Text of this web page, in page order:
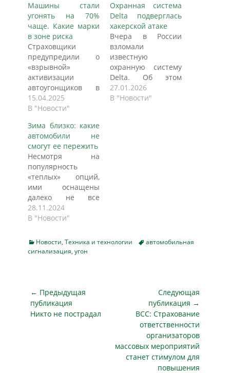
Машины стали
угонять на 70%
чаще. Какие марки
в зоне риска
Страховщики
предупредили о
«взрывной»
активизации
автоугонщиков в
2025 году.
Разбираемся, что
машины крадут
чаще всего. В
России в 2025 году
серьезно выросло
число угонов
автомобилей. Об
активизации
преступников в
этом направлении
Autonews.ru
представители
целого ряда
произошло и какие
машины в зоне…
15.04.2025
В "Новости"
Охранная система
Delta подверглась
хакерской атаке
Вчера в России
взломали
известную
охранную систему
Delta. Об этом
сообщил телеграм-
канал Baza. Фирма
автомобили и не
27.01.2026
В "Новости"
Зима близко: какие
автомобили не
смогут ее пережить
Несмотря на
популярность
«теплых» опций,
ими оснащены
далеко не все
автомобили на
российском рынке.
пришли аналитики
«Авто.ру» после
автомобилей,
представленных в
России как
официально, так и
28.11.2024
В "Новости"
Categories
Новости, Техника и технологии Tagsавтомобильная
сигнализация, угон
Навигация
по
записям
← Предыдущая
публикация
Предыдущая
Никто не пострадал
Следующая
публикация →
Следующая
публикация
ВСС: Страхование
ответственности
организаторов
массовых мероприятий
станет стимулом для
повышения